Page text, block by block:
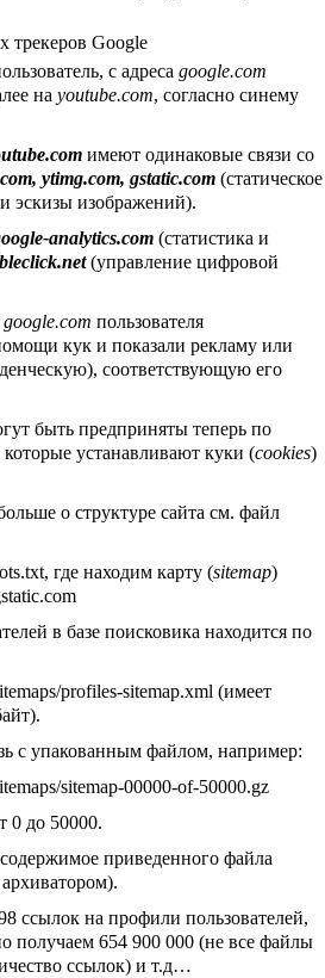
с адреса google.com
на youtube.com, согласно синему
имеют одинаковые связи со
ytimg.com, gstatic.com (статическое
эскизы изображений).
analytics.com (статистика и
(управление цифровой
google.com пользователя
кук и показали рекламу или
соответствующую его
быть предприняты теперь по
устанавливают куки (cookies)
о структуре сайта см. файл
где находим карту (sitemap)
в базе поисковика находится по
profiles-sitemap.xml (имеет
с упакованным файлом, например:
sitemap-00000-of-50000.gz
0 до 50000.
приведенного файла
ссылок на профили пользователей,
получаем 654 900 000 (не все файлы
ссылок) и т.д…